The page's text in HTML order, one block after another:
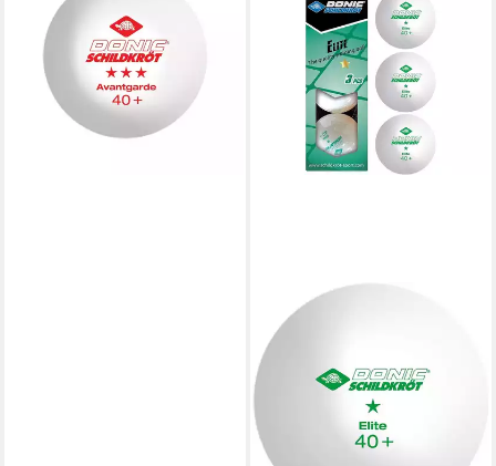
40+ 3 Stück weiß,
Tischtennis Bälle
Tischtennisball Ball Balls
13,40 €
lieferbar - in 2-3 Werktagen bei dir